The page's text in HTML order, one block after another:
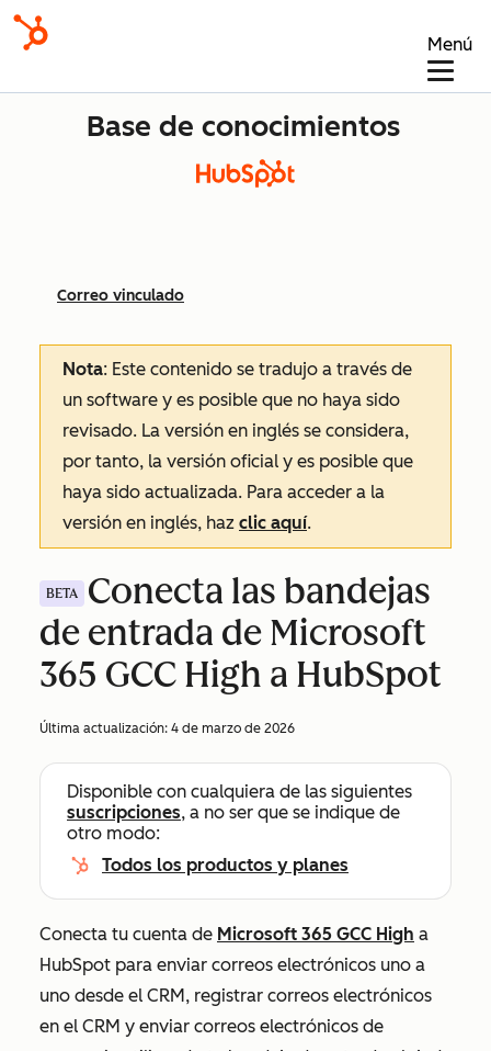
Menú
Base de conocimientos
Correo vinculado
Nota: Este contenido se tradujo a través de
un software y es posible que no haya sido
revisado. La versión en inglés se considera,
por tanto, la versión oficial y es posible que
haya sido actualizada. Para acceder a la
versión en inglés, haz clic aquí.
BETA
Conecta las bandejas
de entrada de Microsoft
365 GCC High a HubSpot
Última actualización: 4 de marzo de 2026
Disponible con cualquiera de las siguientes
suscripciones, a no ser que se indique de
otro modo:
Todos los productos y planes
Conecta tu cuenta de Microsoft 365 GCC High a
HubSpot para enviar correos electrónicos uno a
uno desde el CRM, registrar correos electrónicos
en el CRM y enviar correos electrónicos de